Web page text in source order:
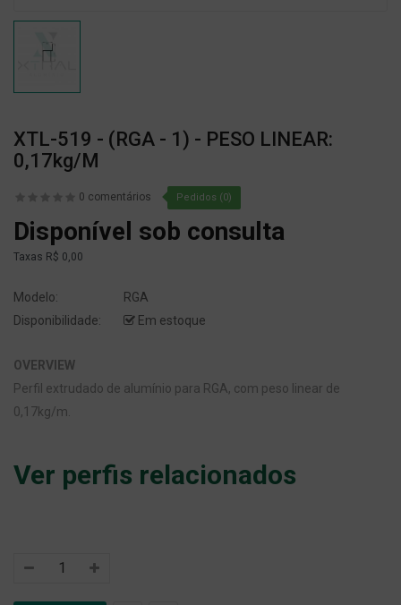
XTL-519 - (RGA - 1) - PESO LINEAR:
0,17kg/m
0 comentários Pedidos (0)
Disponível sob consulta
Taxas R$ 0,00
Modelo:
RGA
Disponibilidade:
Em estoque
OVERVIEW
Perfil extrudado de alumínio para RGA, com peso linear de
0,17kg/m.
Ver perfis relacionados